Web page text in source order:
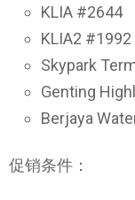
KLIA #2644
KLIA2 #1992
Skypark
Genting
Berjaya
促销条件：